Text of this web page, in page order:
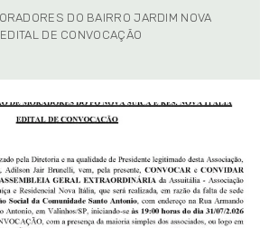
DO BAIRRO JARDIM NOVA
DE CONVOCAÇÃO